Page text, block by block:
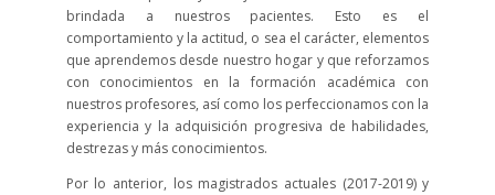
brindada a nuestros pacientes. Esto es el
comportamiento y la actitud, o sea el carácter, elementos
que aprendemos desde nuestro hogar y que reforzamos
con conocimientos en la formación académica con
nuestros profesores, así como los perfeccionamos con la
experiencia y la adquisición progresiva de habilidades,
destrezas y más conocimientos.
Por lo anterior, los magistrados actuales (2017-2019) y